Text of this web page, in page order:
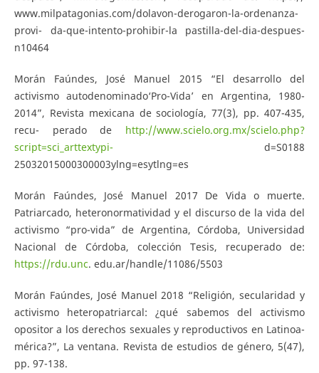
www.milpatagonias.com/dolavon-derogaron-la-ordenanza-
provi- da-que-intento-prohibir-la pastilla-del-dia-despues-
n10464
Morán Faúndes, José Manuel 2015 “El desarrollo del
activismo autodenominado‘Pro-Vida’ en Argentina, 1980-
2014”, Revista mexicana de sociología, 77(3), pp. 407-435,
recu- perado de http://www.scielo.org.mx/scielo.php?
script=sci_arttextypi- d=S0188
25032015000300003ylng=esytlng=es
Morán Faúndes, José Manuel 2017 De Vida o muerte.
Patriarcado, heteronormatividad y el discurso de la vida del
activismo “pro-vida” de Argentina, Córdoba, Universidad
Nacional de Córdoba, colección Tesis, recuperado de:
https://rdu.unc. edu.ar/handle/11086/5503
Morán Faúndes, José Manuel 2018 “Religión, secularidad y
activismo heteropatriarcal: ¿qué sabemos del activismo
opositor a los derechos sexuales y reproductivos en Latinoa-
mérica?”, La ventana. Revista de estudios de género, 5(47),
pp. 97-138.